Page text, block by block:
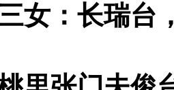
女：长瑞台